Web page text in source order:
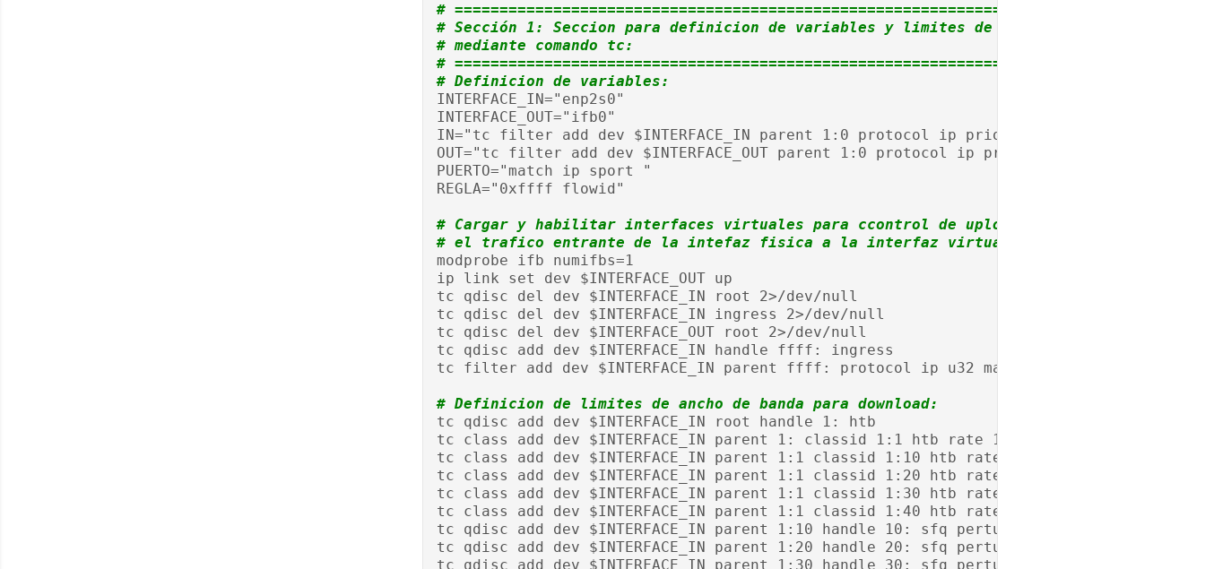
#
# Sección 1: Seccion para definicion de variables y limites de ancho de banda
# mediante comando tc:
#
# Definicion de variables:
INTERFACE_IN="enp2s0"
INTERFACE_OUT="ifb0"
IN="tc filter add dev $INTERFACE_IN parent 1:0 protocol ip prio 1 u32 match ip dst "
OUT="tc filter add dev $INTERFACE_OUT parent 1:0 protocol ip prio 1 u32 match ip src
PUERTO="match ip sport "
REGLA="0xffff flowid"
# Cargar y habilitar interfaces virtuales para ccontrol de uploads. Luego redirigir
# el trafico entrante de la intefaz fisica a la interfaz virtual.
modprobe ifb numifbs=1
ip link set dev $INTERFACE_OUT up
tc qdisc del dev $INTERFACE_IN root 2>/dev/null
tc qdisc del dev $INTERFACE_IN ingress 2>/dev/null
tc qdisc del dev $INTERFACE_OUT root 2>/dev/null
tc qdisc add dev $INTERFACE_IN handle ffff: ingress
tc filter add dev $INTERFACE_IN parent ffff: protocol ip u32 match u32 0 0 action mirred
# Definicion de limites de ancho de banda para download:
tc qdisc add dev $INTERFACE_IN root handle 1: htb
tc class add dev $INTERFACE_IN parent 1: classid 1:1 htb rate 1mbit
tc class add dev $INTERFACE_IN parent 1:1 classid 1:10 htb rate 1mbit
tc class add dev $INTERFACE_IN parent 1:1 classid 1:20 htb rate 2mbit
tc class add dev $INTERFACE_IN parent 1:1 classid 1:30 htb rate 3mbit
tc class add dev $INTERFACE_IN parent 1:1 classid 1:40 htb rate 4mbit
tc qdisc add dev $INTERFACE_IN parent 1:10 handle 10: sfq perturb 10
tc qdisc add dev $INTERFACE_IN parent 1:20 handle 20: sfq perturb 10
tc qdisc add dev $INTERFACE_IN parent 1:30 handle 30: sfq perturb 10